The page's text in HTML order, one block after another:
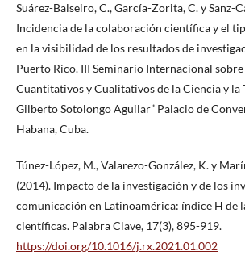
Suárez-Balseiro, C., García-Zorita, C. y Sanz-
Incidencia de la colaboración científica y el
en la visibilidad de los resultados de
Puerto Rico. III Seminario Internacional sobre
Cuantitativos y Cualitativos de la Ciencia y la
Gilberto Sotolongo Aguilar” Palacio de
Habana, Cuba.
Túnez-López, M., Valarezo-González, K. y
(2014). Impacto de la investigación y de los
comunicación en Latinoamérica: índice H de
científicas. Palabra Clave, 17(3), 895-919.
https://doi.org/10.1016/j.rx.2021.01.002